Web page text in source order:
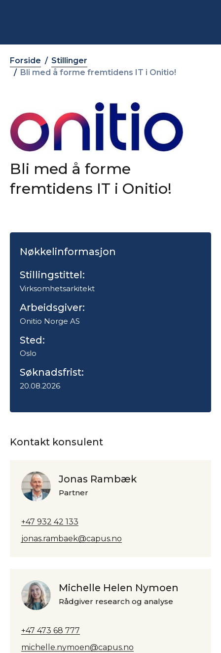
Forside
Stillinger
Bli med å forme fremtidens IT i Onitio!
Bli med å forme
fremtidens IT i Onitio!
Nøkkelinformasjon
Stillingstittel:
Virksomhetsarkitekt
Arbeidsgiver:
Onitio Norge AS
Sted:
Oslo
Søknadsfrist:
20.08.2026
Kontakt konsulent
Jonas Rambæk
Partner
+47 932 42 133
jonas.rambaek@capus.no
Michelle Helen Nymoen
Rådgiver research og analyse
+47 473 68 777
michelle.nymoen@capus.no